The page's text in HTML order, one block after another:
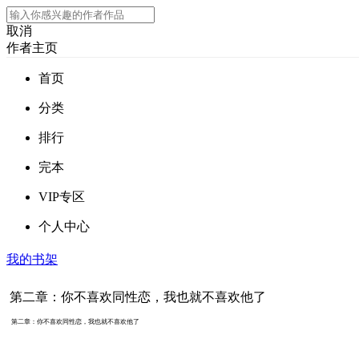
取消
作者主页
首页
分类
排行
完本
VIP专区
个人中心
我的书架
第二章：你不喜欢同性恋，我也就不喜欢他了
第二章：你不喜欢同性恋，我也就不喜欢他了